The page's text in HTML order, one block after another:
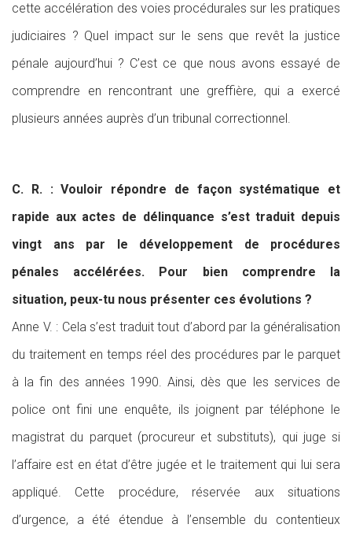
cette accélération des voies procédurales sur les pratiques
judiciaires ? Quel impact sur le sens que revêt la justice
pénale aujourd’hui ? C’est ce que nous avons essayé de
comprendre en rencontrant une greffière, qui a exercé
plusieurs années auprès d’un tribunal correctionnel.
C. R. : Vouloir répondre de façon systématique et
rapide aux actes de délinquance s’est traduit depuis
vingt ans par le développement de procédures
pénales accélérées. Pour bien comprendre la
situation, peux-tu nous présenter ces évolutions ?
Anne V. : Cela s’est traduit tout d’abord par la généralisation
du traitement en temps réel des procédures par le parquet
à la fin des années 1990. Ainsi, dès que les services de
police ont fini une enquête, ils joignent par téléphone le
magistrat du parquet (procureur et substituts), qui juge si
l’affaire est en état d’être jugée et le traitement qui lui sera
appliqué. Cette procédure, réservée aux situations
d’urgence, a été étendue à l’ensemble du contentieux